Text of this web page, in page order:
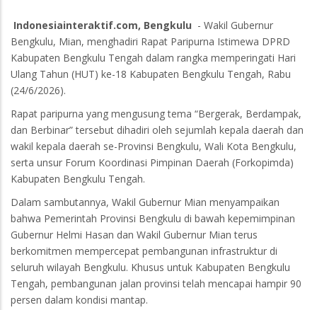
Indonesiainteraktif.com, Bengkulu - Wakil Gubernur
Bengkulu, Mian, menghadiri Rapat Paripurna Istimewa DPRD
Kabupaten Bengkulu Tengah dalam rangka memperingati Hari
Ulang Tahun (HUT) ke-18 Kabupaten Bengkulu Tengah, Rabu
(24/6/2026).
Rapat paripurna yang mengusung tema “Bergerak, Berdampak,
dan Berbinar” tersebut dihadiri oleh sejumlah kepala daerah dan
wakil kepala daerah se-Provinsi Bengkulu, Wali Kota Bengkulu,
serta unsur Forum Koordinasi Pimpinan Daerah (Forkopimda)
Kabupaten Bengkulu Tengah.
Dalam sambutannya, Wakil Gubernur Mian menyampaikan
bahwa Pemerintah Provinsi Bengkulu di bawah kepemimpinan
Gubernur Helmi Hasan dan Wakil Gubernur Mian terus
berkomitmen mempercepat pembangunan infrastruktur di
seluruh wilayah Bengkulu. Khusus untuk Kabupaten Bengkulu
Tengah, pembangunan jalan provinsi telah mencapai hampir 90
persen dalam kondisi mantap.